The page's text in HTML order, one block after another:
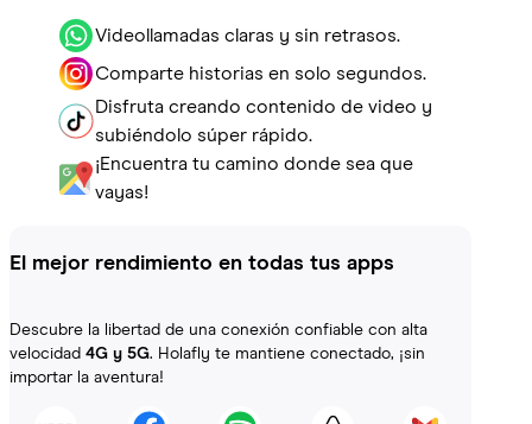
Videollamadas claras y sin retrasos.
Comparte historias en solo segundos.
Disfruta creando contenido de video y
subiéndolo súper rápido.
¡Encuentra tu camino donde sea que
vayas!
El mejor rendimiento en todas tus apps
Descubre la libertad de una conexión confiable con alta
velocidad 4G y 5G. Holafly te mantiene conectado, ¡sin
importar la aventura!